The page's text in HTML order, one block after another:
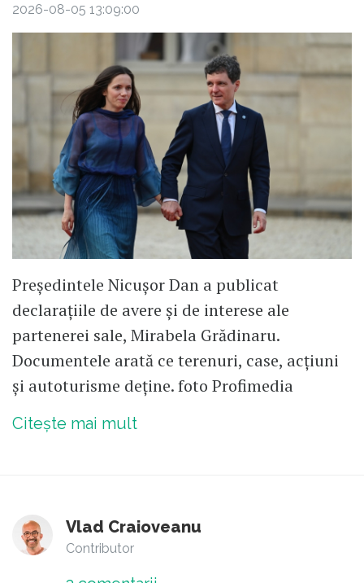
2026-08-05 13:09:00
Președintele Nicușor Dan a publicat
declarațiile de avere și de interese ale
partenerei sale, Mirabela Grădinaru.
Documentele arată ce terenuri, case, acțiuni
și autoturisme deține. foto Profimedia
Citește mai mult
Vlad Craioveanu
Contributor